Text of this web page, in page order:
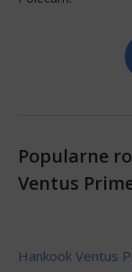
Popularne
Ventus
Hankook Ventus